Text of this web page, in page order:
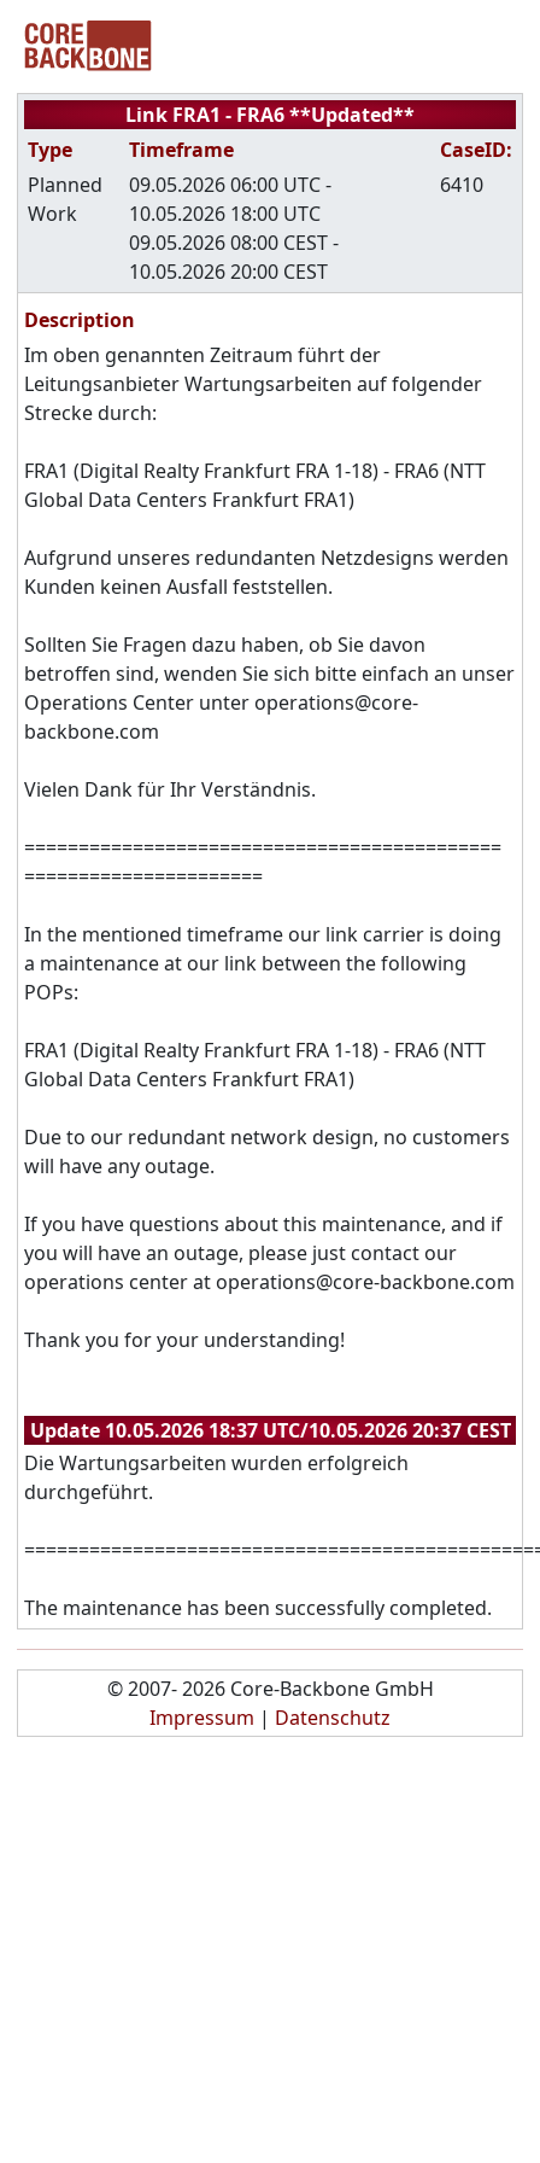
Link FRA1 - FRA6 **Updated**
Type
Planned
Work
Timeframe
09.05.2026 06:00 UTC -
10.05.2026 18:00 UTC
09.05.2026 08:00 CEST -
10.05.2026 20:00 CEST
CaseID:
6410
Description
Im oben genannten Zeitraum führt der
Leitungsanbieter Wartungsarbeiten auf folgender
Strecke durch:
FRA1 (Digital Realty Frankfurt FRA 1-18) - FRA6 (NTT
Global Data Centers Frankfurt FRA1)
Aufgrund unseres redundanten Netzdesigns werden
Kunden keinen Ausfall feststellen.
Sollten Sie Fragen dazu haben, ob Sie davon
betroffen sind, wenden Sie sich bitte einfach an unser
Operations Center unter operations@core-
backbone.com
Vielen Dank für Ihr Verständnis.
======================​======================​
======================
In the mentioned timeframe our link carrier is doing
a maintenance at our link between the following
POPs:
FRA1 (Digital Realty Frankfurt FRA 1-18) - FRA6 (NTT
Global Data Centers Frankfurt FRA1)
Due to our redundant network design, no customers
will have any outage.
If you have questions about this maintenance, and if
you will have an outage, please just contact our
operations center at operations@core-backbone.com
Thank you for your understanding!
Update 10.05.2026 18:37 UTC/10.05.2026 20:37 CEST
Die Wartungsarbeiten wurden erfolgreich
durchgeführt.
The maintenance has been successfully completed.
© 2007- 2026 Core-Backbone GmbH
Impressum | Datenschutz